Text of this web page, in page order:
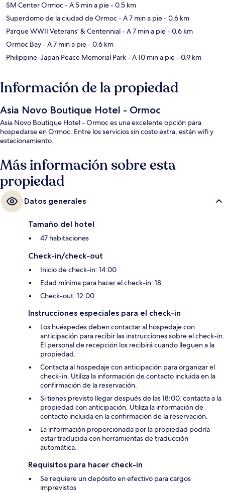
SM Center Ormoc- A 5 min a pie- 0.5 km
Superdomo de la ciudad de Ormoc- A 7 min a pie- 0.6 km
Parque WWII Veterans' & Centennial- A 7 min a pie- 0.6 km
Ormoc Bay- A 7 min a pie- 0.6 km
Philippine-Japan Peace Memorial Park- A 10 min a pie- 0.9 km
Información de la propiedad
Asia Novo Boutique Hotel - Ormoc
Asia Novo Boutique Hotel - Ormoc es una excelente opción para
hospedarse en Ormoc. Entre los servicios sin costo extra, están wifi y
estacionamiento.
Más información sobre esta
propiedad
Datos generales
Tamaño del hotel
47 habitaciones
Check-in/check-out
Inicio de check-in: 14:00
Edad mínima para hacer el check-in: 18
Check-out: 12:00
Instrucciones especiales para el check-in
Los huéspedes deben contactar al hospedaje con
anticipación para recibir las instrucciones sobre el check-in.
El personal de recepción los recibirá cuando lleguen a la
propiedad.
Contacta al hospedaje con anticipación para organizar el
check-in. Utiliza la información de contacto incluida en la
confirmación de la reservación.
Si tienes previsto llegar después de las 18:00, contacta a la
propiedad con anticipación. Utiliza la información de
contacto incluida en la confirmación de la reservación.
La información proporcionada por la propiedad podría
estar traducida con herramientas de traducción
automática.
Requisitos para hacer check-in
Se requiere un depósito en efectivo para cargos
imprevistos